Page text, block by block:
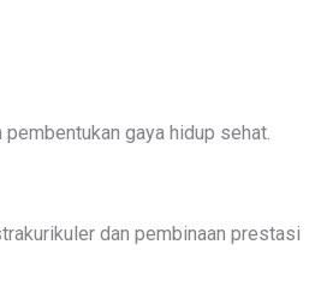
gaya hidup sehat.
dan pembinaan prestasi